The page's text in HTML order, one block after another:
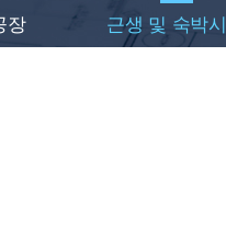
장 근생 및 숙박